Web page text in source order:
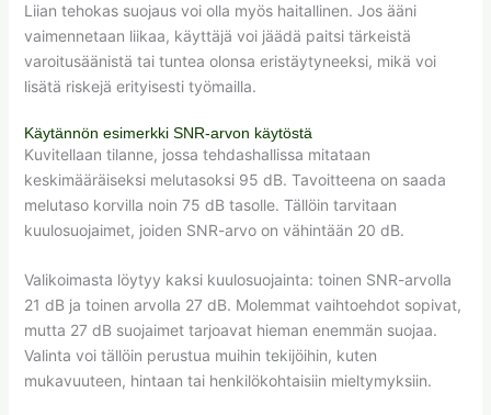
Liian tehokas suojaus voi olla myös haitallinen. Jos ääni
vaimennetaan liikaa, käyttäjä voi jäädä paitsi tärkeistä
varoitusäänistä tai tuntea olonsa eristäytyneeksi, mikä voi
lisätä riskejä erityisesti työmailla.
Käytännön esimerkki SNR-arvon käytöstä
Kuvitellaan tilanne, jossa tehdashallissa mitataan
keskimääräiseksi melutasoksi 95 dB. Tavoitteena on saada
melutaso korvilla noin 75 dB tasolle. Tällöin tarvitaan
kuulosuojaimet, joiden SNR-arvo on vähintään 20 dB.
Valikoimasta löytyy kaksi kuulosuojainta: toinen SNR-arvolla
21 dB ja toinen arvolla 27 dB. Molemmat vaihtoehdot sopivat,
mutta 27 dB suojaimet tarjoavat hieman enemmän suojaa.
Valinta voi tällöin perustua muihin tekijöihin, kuten
mukavuuteen, hintaan tai henkilökohtaisiin mieltymyksiin.